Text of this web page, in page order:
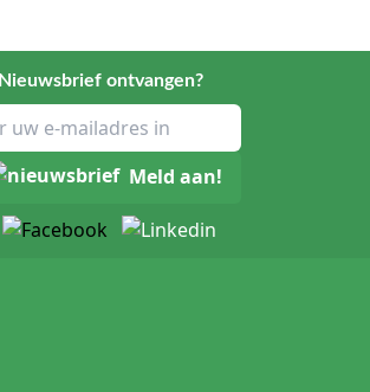
Nieuwsbrief ontvangen?
Meld aan!